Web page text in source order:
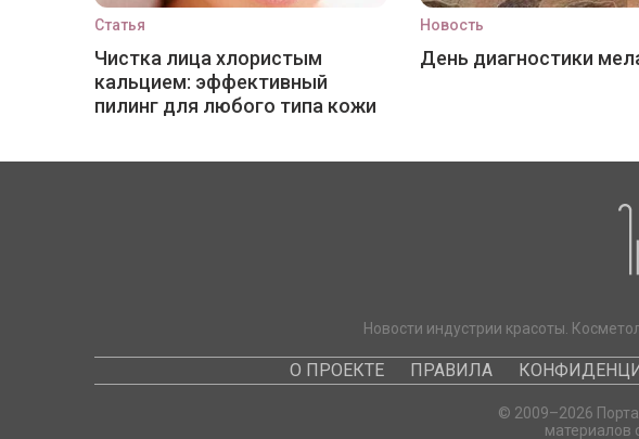
Статья
Чистка лица хлористым
кальцием: эффективный
пилинг для любого типа кожи
Новость
День диагностики
Новости индустрии красоты.
О ПРОЕКТЕ ПРАВИЛА
© 2009–2026
материалов